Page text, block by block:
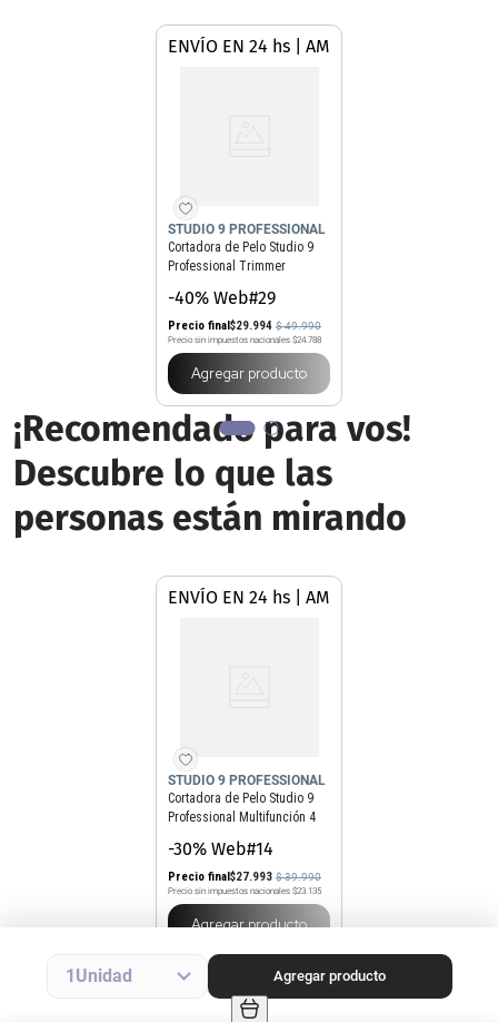
1 Agregar producto
ENVÍO EN 24 hs | AMBA
STUDIO 9 PROFESSIONAL
Cortadora de Pelo Studio 9
Professional Trimmer
-40% Web#29
Precio final$29.994 $49.990
Precio sin impuestos nacionales $24.788
Agregar producto
¡Recomendado para vos!
Descubre lo que las
personas están mirando
ENVÍO EN 24 hs | AMBA
STUDIO 9 PROFESSIONAL
Cortadora de Pelo Studio 9
Professional Multifunción 4
-30% Web#14
Precio final$27.993 $39.990
Precio sin impuestos nacionales $23.135
Agregar producto